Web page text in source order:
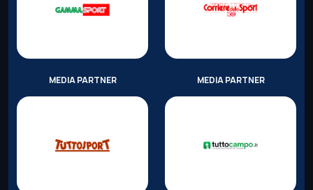
MEDIA PARTNER MEDIA PARTNER